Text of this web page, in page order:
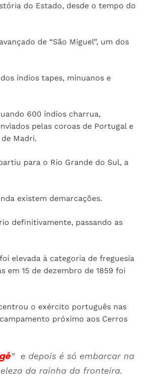
do Estado, desde o tempo do
de “São Miguel”, um dos
índios tapes, minuanos e
600 índios charrua,
pelas coroas de Portugal e
Madri.
para o Rio Grande do Sul, a
existem demarcações.
definitivamente, passando as
foi elevada à categoria de freguesia
em 15 de dezembro de 1859 foi
o exército português nas
próximo aos Cerros
” e depois é só embarcar na
da rainha da fronteira.